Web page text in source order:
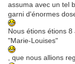
assuma avec un tel
garni d'énormes
Nous étions étions
"Marie-Louises"
, que nous allions